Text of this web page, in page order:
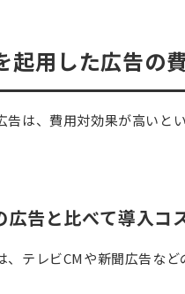
起用した広告の
告は、費用対効果が高いと
告と比べて導入コ
テレビCMや新聞広告な